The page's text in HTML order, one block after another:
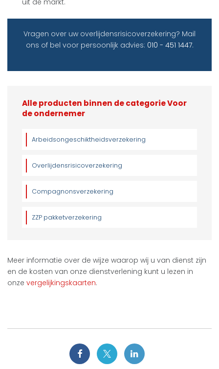
uit de markt.
Vragen over uw overlijdensrisicoverzekering? Mail
ons of bel voor persoonlijk advies: 010 - 451 1447.
Alle producten binnen de categorie Voor
de ondernemer
Arbeidsongeschiktheidsverzekering
Overlijdensrisicoverzekering
Compagnonsverzekering
ZZP pakketverzekering
Meer informatie over de wijze waarop wij u van dienst zijn
en de kosten van onze dienstverlening kunt u lezen in
onze vergelijkingskaarten.